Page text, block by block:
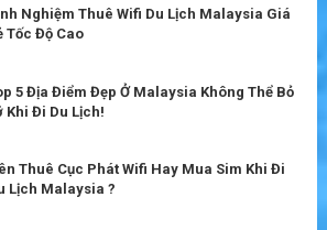
Nghiệm Thuê Wifi Du Lịch Malaysia Giá
Tốc Độ Cao
5 Địa Điểm Đẹp Ở Malaysia Không Thể Bỏ
Khi Đi Du Lịch!
Thuê Cục Phát Wifi Hay Mua Sim Khi Đi
Lịch Malaysia ?